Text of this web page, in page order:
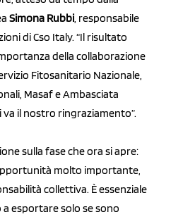
Simona Rubbi , responsabile
di Cso Italy. “Il risultato
della collaborazione
Fitosanitario Nazionale,
Masaf e Ambasciata
va il nostro ringraziamento”.
sulla fase che ora si apre:
molto importante,
collettiva. È essenziale
esportare solo se sono